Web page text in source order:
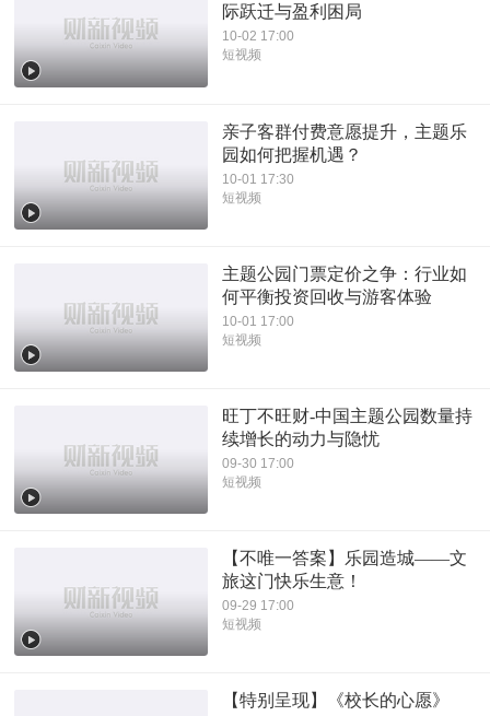
际跃迁与盈利困局
10-02 17:00
短视频
亲子客群付费意愿提升，主题乐
园如何把握机遇？
10-01 17:30
短视频
主题公园门票定价之争：行业如
何平衡投资回收与游客体验
10-01 17:00
短视频
旺丁不旺财-中国主题公园数量持
续增长的动力与隐忧
09-30 17:00
短视频
【不唯一答案】乐园造城——文
旅这门快乐生意！
09-29 17:00
短视频
【特别呈现】《校长的心愿》